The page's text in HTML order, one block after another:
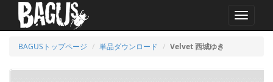
MENU
BAGUSトップページ 単品ダウンロード Velvet 西城ゆき